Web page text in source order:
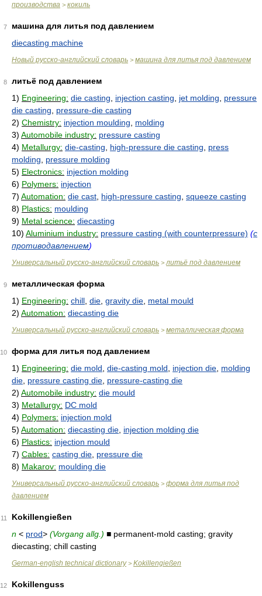
производства > кокиль
7
машина для литья под давлением
diecasting machine
Новый русско-английский словарь > машина для литья под давлением
8
литьё под давлением
1) Engineering: die casting injection casting jet molding
pressure
die casting
pressure-die casting
2) Chemistry: injection moulding
molding
3) Automobile industry: pressure casting
4) Metallurgy: die-casting high-pressure die casting
press
molding
pressure molding
5) Electronics: injection molding
6) Polymers: injection
7) Automation: die cast high-pressure casting squeeze casting
8) Plastics: moulding
9) Metal science: diecasting
10) Aluminium industry: pressure casting (with counterpressure) (с
противодавлением)
Универсальный русско-английский словарь > литьё под давлением
9
металлическая форма
1) Engineering: chill die gravity die metal mould
2) Automation: diecasting die
Универсальный русско-английский словарь > металлическая форма
10
форма для литья под давлением
1) Engineering: die mold die-casting mold injection die molding
die pressure casting die pressure-casting die
2) Automobile industry: die mould
3) Metallurgy: DC mold
4) Polymers: injection mold
5) Automation: diecasting die injection molding die
6) Plastics: injection mould
7) Cables: casting die pressure die
8) Makarov: moulding die
Универсальный русско-английский словарь > форма для литья под
давлением
11
Kokillengießen
n < prod> (Vorgang allg.) ■ permanent-mold casting; gravity
diecasting; chill casting
German-english technical dictionary> Kokillengießen
12
Kokillenguss